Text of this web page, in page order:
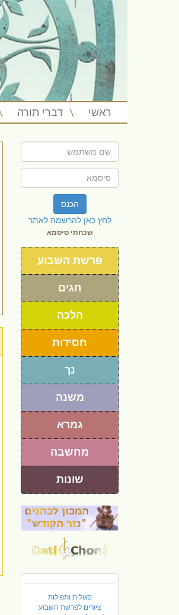
ראשי דברי תורה
הכנס
לחץ כאן להרשמה לאתר
שכחתי סיסמא
פרשת השבוע
חגים
הלכה
חסידות
נך
משנה
גמרא
מחשבה
שונות
סגולות ותפילות
ציורים לפרשת השבוע